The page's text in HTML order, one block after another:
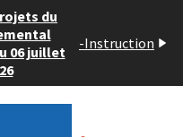
du
06 juillet
-Instruction